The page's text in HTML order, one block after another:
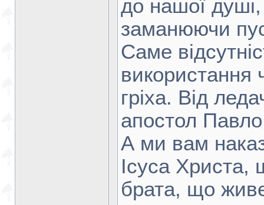
до нашої
заманюючи
Саме
використання
гріха. Від
апостол
А ми вам
Ісуса Христа,
брата, що